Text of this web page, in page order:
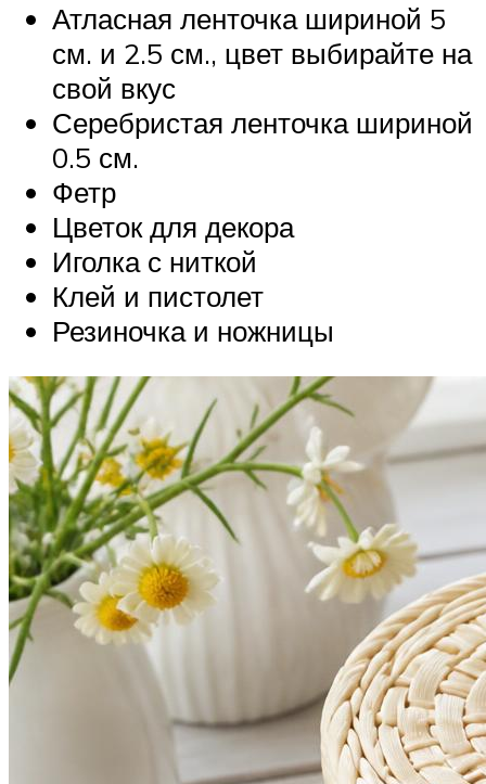
Атласная ленточка шириной 5
см. и 2.5 см., цвет выбирайте на
свой вкус
Серебристая ленточка шириной
0.5 см.
Фетр
Цветок для декора
Иголка с ниткой
Клей и пистолет
Резиночка и ножницы